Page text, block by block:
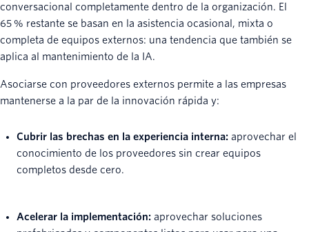
conversacional completamente dentro de la organización. El
65 % restante se basan en la asistencia ocasional, mixta o
completa de equipos externos: una tendencia que también se
aplica al mantenimiento de la IA.
Asociarse con proveedores externos permite a las empresas
mantenerse a la par de la innovación rápida y:
Cubrir las brechas en la experiencia interna: aprovechar el
conocimiento de los proveedores sin crear equipos
completos desde cero.
Acelerar la implementación: aprovechar soluciones